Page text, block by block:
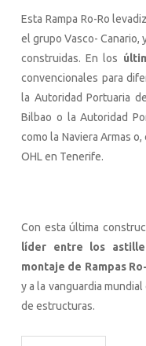
Esta Rampa Ro-Ro
el grupo Vasco- Canario,
construidas. En los
convencionales para
la Autoridad Portuaria
Bilbao o la Autoridad
como la Naviera Armas
OHL en Tenerife.
Con esta última
líder entre los
montaje de Rampas
y a la vanguardia
de estructuras.